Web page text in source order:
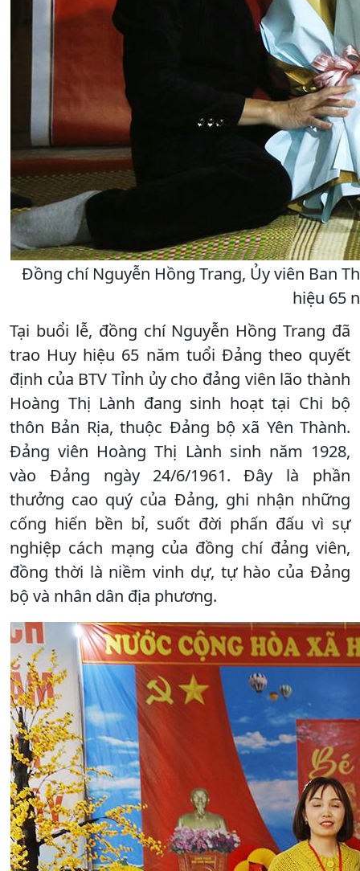
Đồng chí Nguyễn Hồng Trang, Ủy viên Ban
hiệu 65
Tại buổi lễ, đồng chí Nguyễn Hồng Trang đã
trao Huy hiệu 65 năm tuổi Đảng theo quyết
định của BTV Tỉnh ủy cho đảng viên lão thành
Hoàng Thị Lành đang sinh hoạt tại Chi bộ
thôn Bản Rịa, thuộc Đảng bộ xã Yên Thành.
Đảng viên Hoàng Thị Lành sinh năm 1928,
vào Đảng ngày 24/6/1961. Đây là phần
thưởng cao quý của Đảng, ghi nhận những
cống hiến bền bỉ, suốt đời phấn đấu vì sự
nghiệp cách mạng của đồng chí đảng viên,
đồng thời là niềm vinh dự, tự hào của Đảng
bộ và nhân dân địa phương.